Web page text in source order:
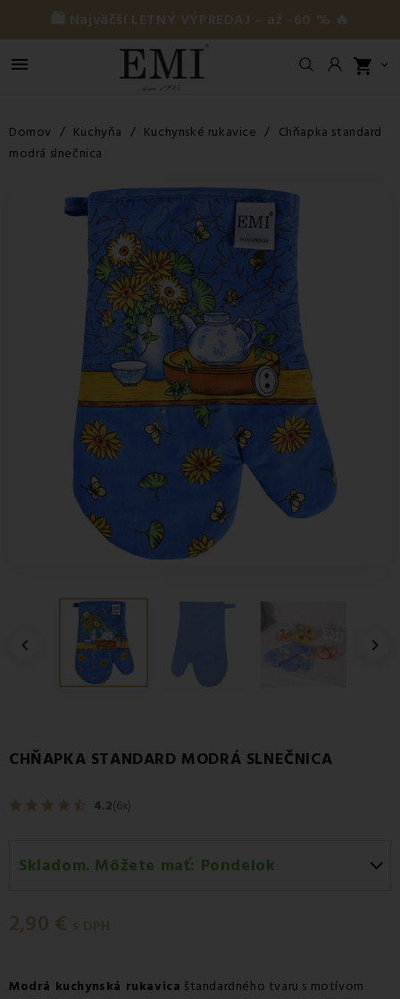
🛍️ Najväčší LETNÝ VÝPREDAJ – až -60 % 🔥
 shopping_cart 
Domov Kuchyňa Kuchynské rukavice
Chňapka standard
modrá slnečnica
 
CHŇAPKA STANDARD MODRÁ SLNEČNICA
4.2(6x)
Skladom. Môžete mať: Pondelok
Pondelok 10.08
2,90 € s DPH
Modrá kuchynská rukavica štandardného tvaru s motívom